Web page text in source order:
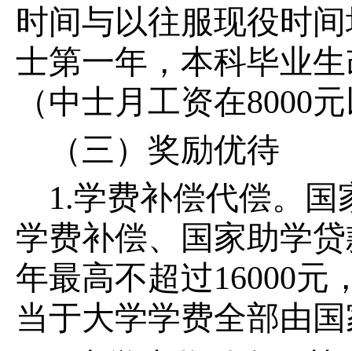
时间与以往服现役时
士第一年，本科毕业
（中士月工资在8000
（三）奖励优待
1.学费补偿代偿。
学费补偿、国家助学
年最高不超过16000元
当于大学学费全部由